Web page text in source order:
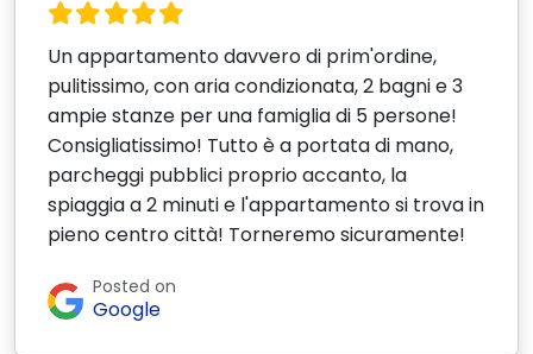
Un appartamento davvero di prim'ordine,
pulitissimo, con aria condizionata, 2 bagni e 3
ampie stanze per una famiglia di 5 persone!
Consigliatissimo! Tutto è a portata di mano,
parcheggi pubblici proprio accanto, la
spiaggia a 2 minuti e l'appartamento si trova in
pieno centro città! Torneremo sicuramente!
Posted on
Google